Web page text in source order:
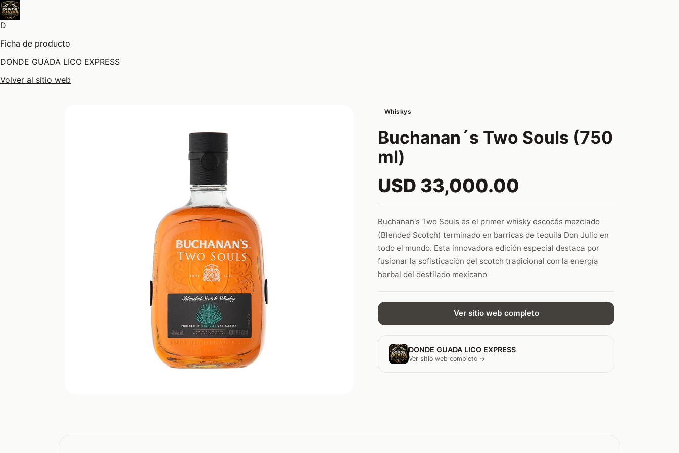
D
Ficha de producto
DONDE GUADA LICO EXPRESS
Volver al sitio web
Whiskys
Buchanan´s Two Souls (750
ml)
USD 33,000.00
Buchanan's Two Souls es el primer whisky escocés mezclado
(Blended Scotch) terminado en barricas de tequila Don Julio en
todo el mundo. Esta innovadora edición especial destaca por
fusionar la sofisticación del scotch tradicional con la energía
herbal del destilado mexicano
Ver sitio web completo
DONDE GUADA LICO EXPRESS
Ver sitio web completo →